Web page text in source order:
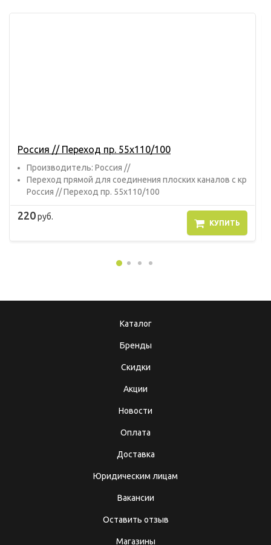
Россия // Переход пр. 55х110/100
Прoизвoдитель: Россия //
Переход прямой для соединения плоских каналов с кр
Россия // Переход пр. 55х110/100
220руб.
КУПИТЬ
Каталог
Бренды
Скидки
Акции
Новости
Оплата
Доставка
Юридическим лицам
Вакансии
Оставить отзыв
Магазины